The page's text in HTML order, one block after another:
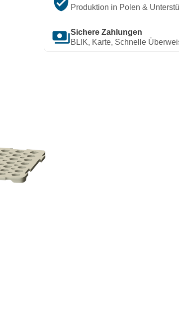
Produktion in Polen &
paymentsSichere Zahlungen
BLIK, Karte, Schnelle